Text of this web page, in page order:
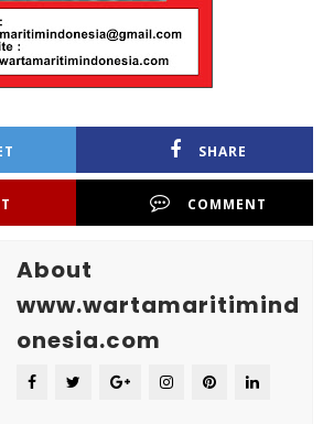
SHARE
COMMENT
About
www.wartamaritimind
onesia.com